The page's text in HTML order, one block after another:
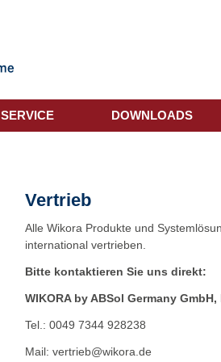
SERVICE DOWNLOADS
Vertrieb
Alle Wikora Produkte und
international vertrieben.
Bitte kontaktieren Sie uns direkt:
WIKORA by ABSol Germany
Tel.: 0049 7344 928238
Mail: vertrieb@wikora.de